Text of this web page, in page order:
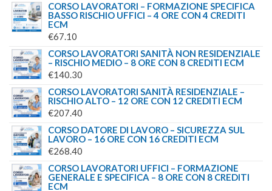
CORSO LAVORATORI – FORMAZIONE SPECIFICA
BASSO RISCHIO UFFICI – 4 ORE CON 4 CREDITI
ECM
€67.10
CORSO LAVORATORI SANITÀ NON RESIDENZIALE
– RISCHIO MEDIO – 8 ORE CON 8 CREDITI ECM
€140.30
CORSO LAVORATORI SANITÀ RESIDENZIALE –
RISCHIO ALTO – 12 ORE CON 12 CREDITI ECM
€207.40
CORSO DATORE DI LAVORO – SICUREZZA SUL
LAVORO – 16 ORE CON 16 CREDITI ECM
€268.40
CORSO LAVORATORI UFFICI – FORMAZIONE
GENERALE E SPECIFICA – 8 ORE CON 8 CREDITI
ECM